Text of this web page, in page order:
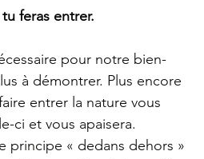
feras entrer.
pour notre bien-
à démontrer. Plus encore
entrer la nature vous
ci et vous apaisera.
principe « dedans dehors »